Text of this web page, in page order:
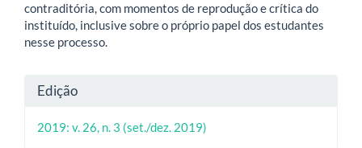
contraditória, com momentos de reprodução e crítica do
instituído, inclusive sobre o próprio papel dos estudantes
nesse processo.
Detalhes
do
Edição
2019: v. 26, n. 3 (set./dez. 2019)